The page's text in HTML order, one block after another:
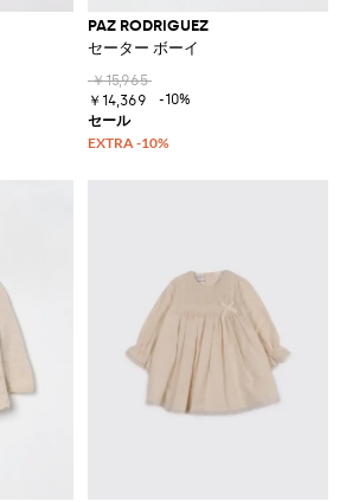
PAZ RODRIGUEZ
セーター ボーイ
￥15,965
￥14,369
-10%